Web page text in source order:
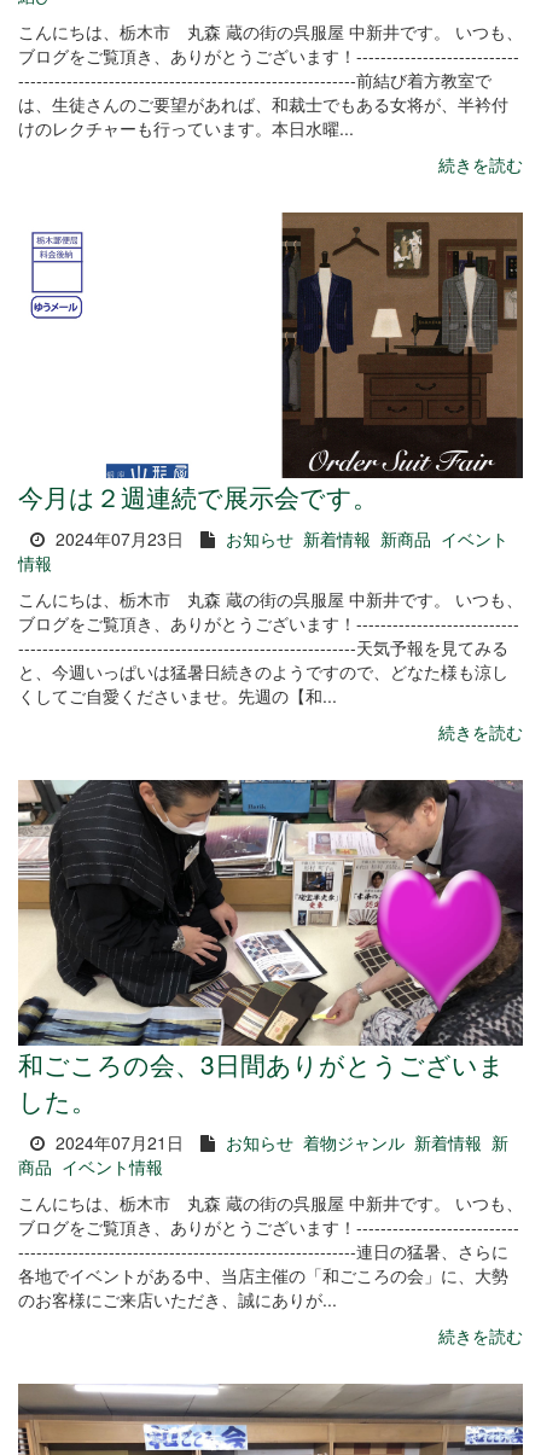
こんにちは、栃木市 丸森 蔵の街の呉服屋 中新井です。 いつも、
ブログをご覧頂き、ありがとうございます！---------------------------
--------------------------------------------------------前結び着方教室で
は、生徒さんのご要望があれば、和裁士でもある女将が、半衿付
けのレクチャーも行っています。本日水曜...
続きを読む
今月は２週連続で展示会です。
2024年07月23日 お知らせ 新着情報 新商品 イベント
情報
こんにちは、栃木市 丸森 蔵の街の呉服屋 中新井です。 いつも、
ブログをご覧頂き、ありがとうございます！---------------------------
--------------------------------------------------------天気予報を見てみる
と、今週いっぱいは猛暑日続きのようですので、どなた様も涼し
くしてご自愛くださいませ。先週の【和...
続きを読む
和ごころの会、3日間ありがとうございま
した。
2024年07月21日 お知らせ 着物ジャンル 新着情報 新
商品 イベント情報
こんにちは、栃木市 丸森 蔵の街の呉服屋 中新井です。 いつも、
ブログをご覧頂き、ありがとうございます！---------------------------
--------------------------------------------------------連日の猛暑、さらに
各地でイベントがある中、当店主催の「和ごころの会」に、大勢
のお客様にご来店いただき、誠にありが...
続きを読む